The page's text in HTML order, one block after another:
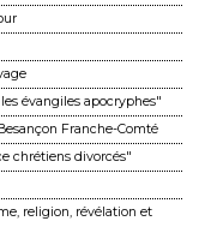
évangiles apocryphes"
Franche-Comté
chrétiens divorcés"
religion, révélation et